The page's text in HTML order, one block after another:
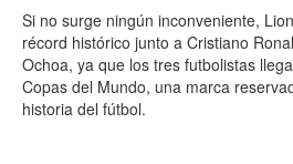
Si no surge ningún inconveniente,
récord histórico junto a Cristiano
Ochoa, ya que los tres futbolistas
Copas del Mundo, una marca
historia del fútbol.